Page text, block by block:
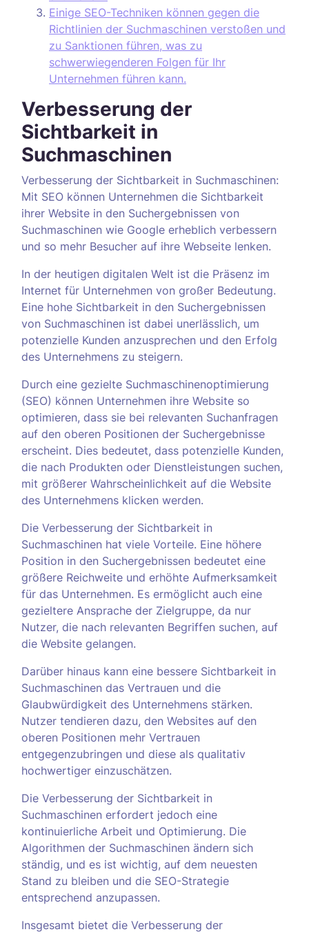
Einige SEO-Techniken können gegen die
Richtlinien der Suchmaschinen verstoßen und
zu Sanktionen führen, was zu
schwerwiegenderen Folgen für Ihr
Unternehmen führen kann.
Verbesserung der
Sichtbarkeit in
Suchmaschinen
Verbesserung der Sichtbarkeit in Suchmaschinen:
Mit SEO können Unternehmen die Sichtbarkeit
ihrer Website in den Suchergebnissen von
Suchmaschinen wie Google erheblich verbessern
und so mehr Besucher auf ihre Webseite lenken.
In der heutigen digitalen Welt ist die Präsenz im
Internet für Unternehmen von großer Bedeutung.
Eine hohe Sichtbarkeit in den Suchergebnissen
von Suchmaschinen ist dabei unerlässlich, um
potenzielle Kunden anzusprechen und den Erfolg
des Unternehmens zu steigern.
Durch eine gezielte Suchmaschinenoptimierung
(SEO) können Unternehmen ihre Website so
optimieren, dass sie bei relevanten Suchanfragen
auf den oberen Positionen der Suchergebnisse
erscheint. Dies bedeutet, dass potenzielle Kunden,
die nach Produkten oder Dienstleistungen suchen,
mit größerer Wahrscheinlichkeit auf die Website
des Unternehmens klicken werden.
Die Verbesserung der Sichtbarkeit in
Suchmaschinen hat viele Vorteile. Eine höhere
Position in den Suchergebnissen bedeutet eine
größere Reichweite und erhöhte Aufmerksamkeit
für das Unternehmen. Es ermöglicht auch eine
gezieltere Ansprache der Zielgruppe, da nur
Nutzer, die nach relevanten Begriffen suchen, auf
die Website gelangen.
Darüber hinaus kann eine bessere Sichtbarkeit in
Suchmaschinen das Vertrauen und die
Glaubwürdigkeit des Unternehmens stärken.
Nutzer tendieren dazu, den Websites auf den
oberen Positionen mehr Vertrauen
entgegenzubringen und diese als qualitativ
hochwertiger einzuschätzen.
Die Verbesserung der Sichtbarkeit in
Suchmaschinen erfordert jedoch eine
kontinuierliche Arbeit und Optimierung. Die
Algorithmen der Suchmaschinen ändern sich
ständig, und es ist wichtig, auf dem neuesten
Stand zu bleiben und die SEO-Strategie
entsprechend anzupassen.
Insgesamt bietet die Verbesserung der